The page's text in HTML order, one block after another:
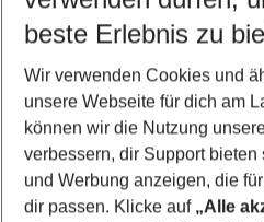
5-8
2 Erwachsene Keine Kinder
Mehr Filter
beste Erlebnis zu
Wir verwenden Cookies und
unsere Webseite für dich am
können wir die Nutzung
verbessern, dir Support
und Werbung anzeigen, die
dir passen. Klicke auf „Alle